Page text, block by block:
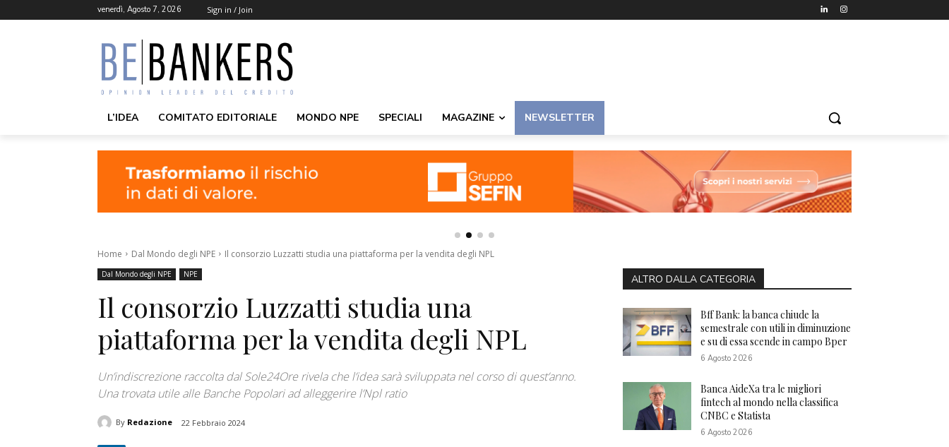
venerdì, Agosto 7, 2026 Sign in / Join
L’IDEA COMITATO EDITORIALE MONDO NPE SPECIALI MAGAZINE NEWSLETTER
Home Dal Mondo degli NPE Il consorzio Luzzatti studia una piattaforma per la vendita degli NPL
Dal Mondo degli NPE NPE
Il consorzio Luzzatti studia una
piattaforma per la vendita degli NPL
Un’indiscrezione raccolta dal Sole24Ore rivela che l’idea sarà sviluppata nel corso di quest’anno.
Una trovata utile alle Banche Popolari ad alleggerire l’Npl ratio
By Redazione 22 Febbraio 2024
ALTRO DALLA CATEGORIA
Bff Bank: la banca chiude la
semestrale con utili in diminuzione
e su di essa scende in campo Bper
6 Agosto 2026
Banca AideXa tra le migliori
fintech al mondo nella classifica
CNBC e Statista
6 Agosto 2026